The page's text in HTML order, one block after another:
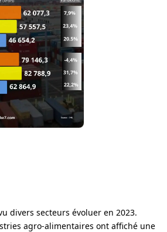
divers secteurs évoluer en 2023.
agro-alimentaires ont affiché une